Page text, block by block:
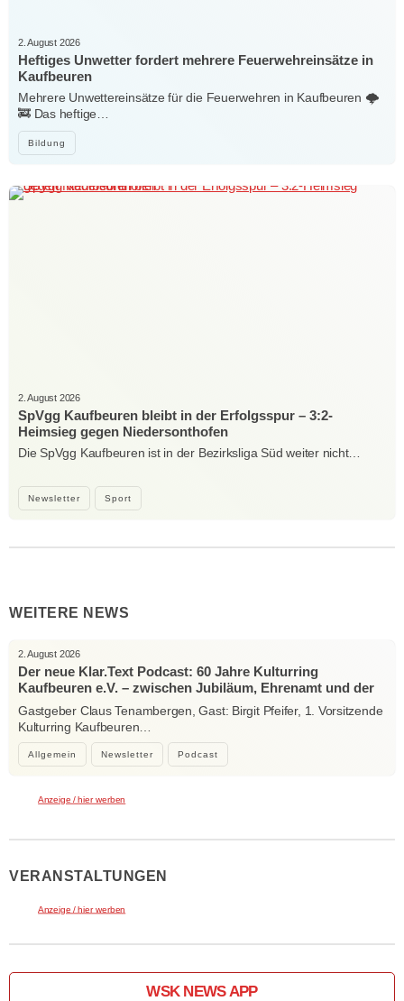
Bildung
2. August 2026
Heftiges Unwetter fordert mehrere Feuerwehreinsätze in
Kaufbeuren
Mehrere Unwettereinsätze für die Feuerwehren in Kaufbeuren 🌩️
🚒 Das heftige…
Newsletter Sport
2. August 2026
SpVgg Kaufbeuren bleibt in der Erfolgsspur – 3:2-
Heimsieg gegen Niedersonthofen
Die SpVgg Kaufbeuren ist in der Bezirksliga Süd weiter nicht…
WEITERE NEWS
Allgemein Newsletter Podcast
2. August 2026
Der neue Klar.Text Podcast: 60 Jahre Kulturring
Kaufbeuren e.V. – zwischen Jubiläum, Ehrenamt und der
Kraft der Kultur
Gastgeber Claus Tenambergen, Gast: Birgit Pfeifer, 1. Vorsitzende
Kulturring Kaufbeuren…
Anzeige / hier werben
VERANSTALTUNGEN
Anzeige / hier werben
WSK NEWS APP